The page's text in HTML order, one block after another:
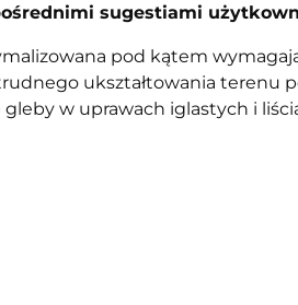
sugestiami
pod kątem
ukształtowania terenu
w uprawach iglastych i